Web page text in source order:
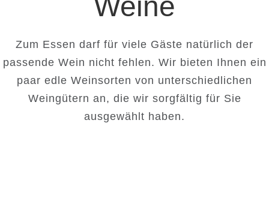
Zum Essen darf für viele Gäste natürlich der
passende Wein nicht fehlen. Wir bieten Ihnen ein
paar edle Weinsorten von unterschiedlichen
Weingütern an, die wir sorgfältig für Sie
ausgewählt haben.